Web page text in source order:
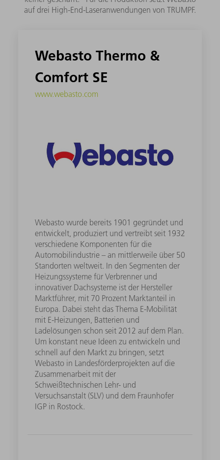
auf drei High-End-Laseranwendungen von TRUMPF.
Webasto Thermo &
Comfort SE
www.webasto.com
Webasto wurde bereits 1901 gegründet und
entwickelt, produziert und vertreibt seit 1932
verschiedene Komponenten für die
Automobilindustrie – an mittlerweile über 50
Standorten weltweit. In den Segmenten der
Heizungssysteme für Verbrenner und
innovativer Dachsysteme ist der Hersteller
Marktführer, mit 70 Prozent Marktanteil in
Europa. Dabei steht das Thema E-Mobilität
mit E-Heizungen, Batterien und
Ladelösungen schon seit 2012 auf dem Plan.
Um konstant neue Ideen zu entwickeln und
schnell auf den Markt zu bringen, setzt
Webasto in Landesförderprojekten auf die
Zusammenarbeit mit der
Schweißtechnischen Lehr- und
Versuchsanstalt (SLV) und dem Fraunhofer
IGP in Rostock.